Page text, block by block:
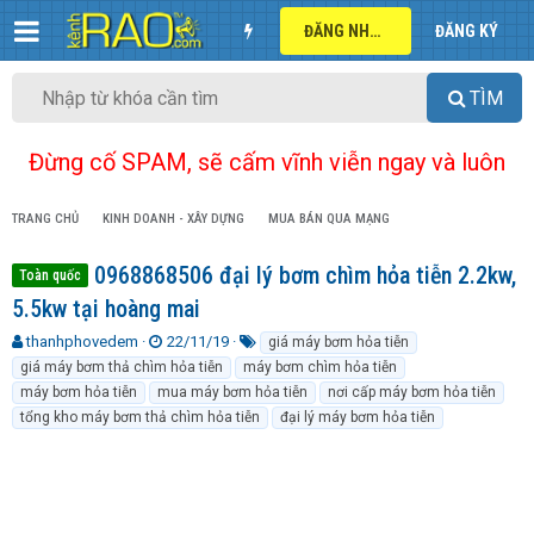
ĐĂNG NHẬP ĐĂNG KÝ
TÌM
Đừng cố SPAM, sẽ cấm vĩnh viễn ngay và luôn
TRANG CHỦ KINH DOANH - XÂY DỰNG MUA BÁN QUA MẠNG
Toàn quốc
0968868506 đại lý bơm chìm hỏa tiễn 2.2kw,
5.5kw tại hoàng mai
T
h
r
e
a
thanhphovedem
N
g
à
y
g
22/11/19
ừ
k
h
ó
giá máy bơm hỏa tiễn
giá máy bơm thả chìm hỏa tiễn
máy bơm chìm hỏa tiễn
máy bơm hỏa tiễn
mua máy bơm hỏa tiễn
nơi cấp máy bơm hỏa tiễn
tổng kho máy bơm thả chìm hỏa tiễn
đại lý máy bơm hỏa tiễn